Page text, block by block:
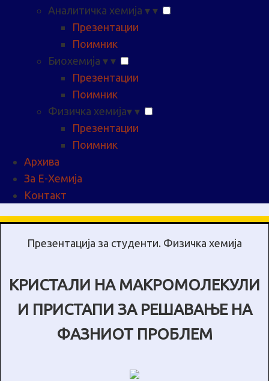
Аналитичка хемија ▾ ▾
Презентации
Поимник
Биохемија ▾ ▾
Презентации
Поимник
Физичка хемија▾ ▾
Презентации
Поимник
Архива
За Е-Хемија
Контакт
Презентација за студенти. Физичка хемија
КРИСТАЛИ НА МАКРОМОЛЕКУЛИ
И ПРИСТАПИ ЗА РЕШАВАЊЕ НА
ФАЗНИОТ ПРОБЛЕМ